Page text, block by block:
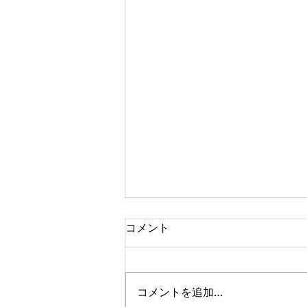
Spill the beans
コメント
コメントを追加…